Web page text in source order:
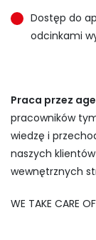
Dostęp do
odcinkami
Praca przez
pracowników
wiedzę i
naszych
wewnętrznych
WE TAKE CARE